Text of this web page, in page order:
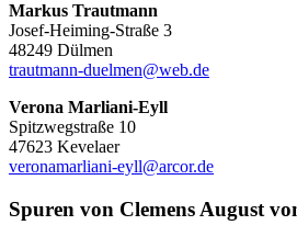
Markus Trautmann
Josef-Heiming-Straße 3
48249 Dülmen
trautmann-duelmen@web.de
Verona Marliani-Eyll
Spitzwegstraße 10
47623 Kevelaer
veronamarliani-eyll@arcor.de
Spuren von Clemens August